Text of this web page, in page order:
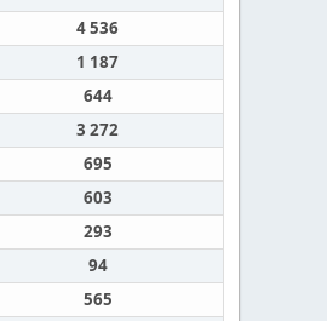
4 536
1 187
644
3 272
695
603
293
94
565